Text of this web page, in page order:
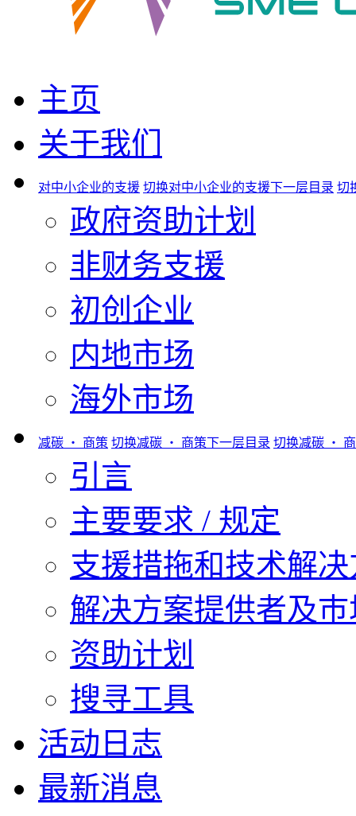
主页
关于我们
对中小企业的支援 切换对中小企业的支援下一层目录 切
政府资助计划
非财务支援
初创企业
内地市场
海外市场
减碳 ‧ 商策 切换减碳 ‧ 商策下一层目录 切换减碳 ‧
引言
主要要求 / 规定
支援措拖和技术解
解决方案提供者及
资助计划
搜寻工具
活动日志
最新消息